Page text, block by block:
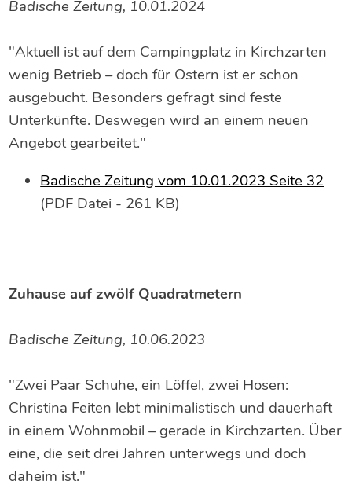
Badische Zeitung, 10.01.2024
"Aktuell ist auf dem Campingplatz in Kirchzarten
wenig Betrieb – doch für Ostern ist er schon
ausgebucht. Besonders gefragt sind feste
Unterkünfte. Deswegen wird an einem neuen
Angebot gearbeitet."
Badische Zeitung vom 10.01.2023 Seite 32
(PDF Datei - 261 KB)
Zuhause auf zwölf Quadratmetern
Badische Zeitung, 10.06.2023
"Zwei Paar Schuhe, ein Löffel, zwei Hosen:
Christina Feiten lebt minimalistisch und dauerhaft
in einem Wohnmobil – gerade in Kirchzarten. Über
eine, die seit drei Jahren unterwegs und doch
daheim ist."